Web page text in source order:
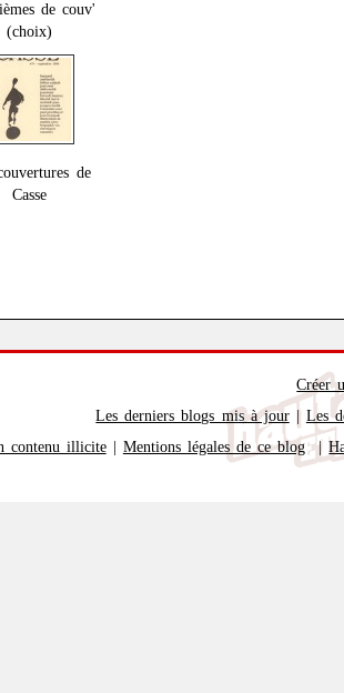
de couv'
(choix)
de
Casse
Créer
Les derniers blogs mis à jour| Les
contenu illicite| Mentions légales de ce blog|